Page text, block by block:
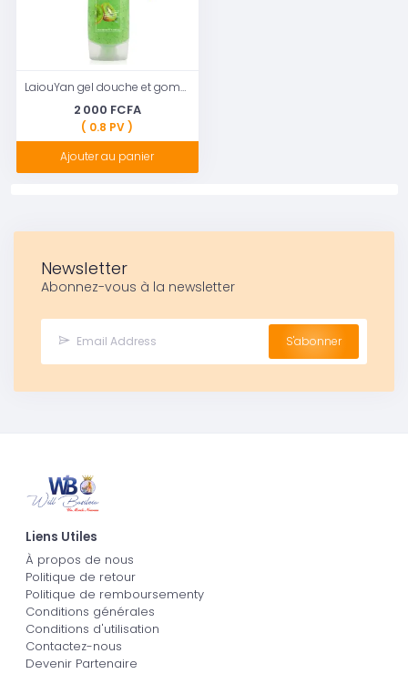
LaiouYan gel douche et gommage pour le corps , extrait naturel de fruits kiwi 260 ml
2 000 FCFA
( 0.8 PV )
Ajouter au panier
Newsletter
Abonnez-vous à la newsletter
S'abonner
Liens Utiles
À propos de nous
Politique de retour
Politique de remboursementy
Conditions générales
Conditions d'utilisation
Contactez-nous
Devenir Partenaire